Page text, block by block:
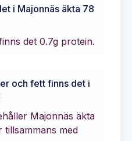
i Majonnäs äkta 78
det 0.7g protein.
och fett finns det i
Majonnäs äkta
tillsammans med